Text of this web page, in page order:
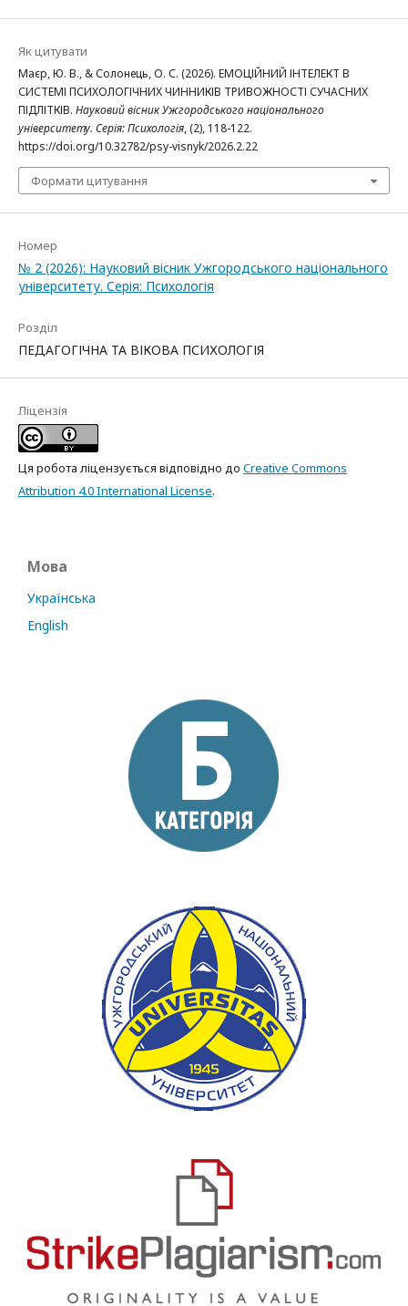
Як цитувати
Маєр, Ю. В., & Солонець, О. С. (2026). ЕМОЦІЙНИЙ ІНТЕЛЕКТ В
СИСТЕМІ ПСИХОЛОГІЧНИХ ЧИННИКІВ ТРИВОЖНОСТІ СУЧАСНИХ
ПІДЛІТКІВ. Науковий вісник Ужгородського національного
університету. Серія: Психологія, (2), 118-122.
https://doi.org/10.32782/psy-visnyk/2026.2.22
Формати цитування
Номер
№ 2 (2026): Науковий вісник Ужгородського національного
університету. Серія: Психологія
Розділ
ПЕДАГОГІЧНА ТА ВІКОВА ПСИХОЛОГІЯ
Ліцензія
Ця робота ліцензується відповідно до Creative Commons
Attribution 4.0 International License.
Мова
Українська
English